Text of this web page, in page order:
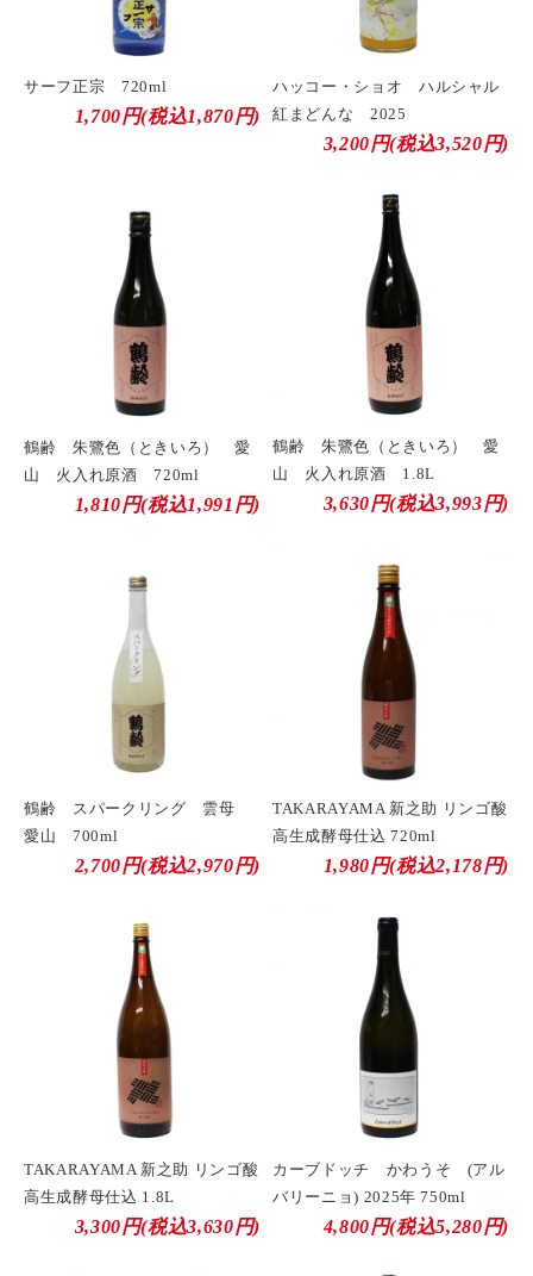
サーフ正宗 720ml
1,700円(税込1,870円)
ハッコー・ショオ ハルシャル
紅まどんな 2025
3,200円(税込3,520円)
鶴齢 朱鷺色（ときいろ） 愛
山 火入れ原酒 720ml
1,810円(税込1,991円)
鶴齢 朱鷺色（ときいろ） 愛
山 火入れ原酒 1.8L
3,630円(税込3,993円)
鶴齢 スパークリング 雲母
愛山 700ml
2,700円(税込2,970円)
TAKARAYAMA 新之助 リンゴ酸
高生成酵母仕込 720ml
1,980円(税込2,178円)
TAKARAYAMA 新之助 リンゴ酸
高生成酵母仕込 1.8L
3,300円(税込3,630円)
カーブドッチ かわうそ (アル
バリーニョ) 2025年 750ml
4,800円(税込5,280円)